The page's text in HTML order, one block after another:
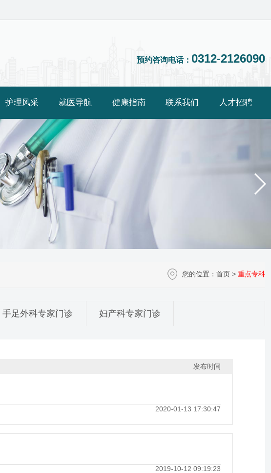
预约咨询电话： 0312-2126090
护理风采 就医导航 健康指南 联系我们 人才招聘
您的位置： 首页 > 重点专科
手足外科专家门诊 妇产科专家门诊
发布时间
2020-01-13 17:30:47
2019-10-12 09:19:23